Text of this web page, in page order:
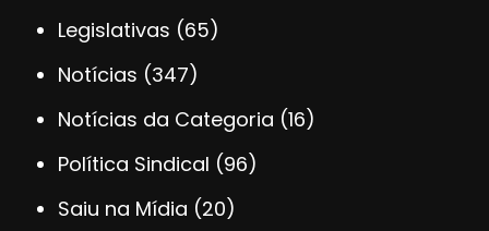
Legislativas (65)
Notícias (347)
Notícias da Categoria (16)
Política Sindical (96)
Saiu na Mídia (20)